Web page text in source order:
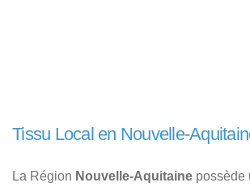
Tissu Local en Nouvelle-
La Région Nouvelle-Aquitaine possède